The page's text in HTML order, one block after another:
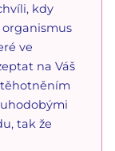
kdy
ve
na Váš
tak že